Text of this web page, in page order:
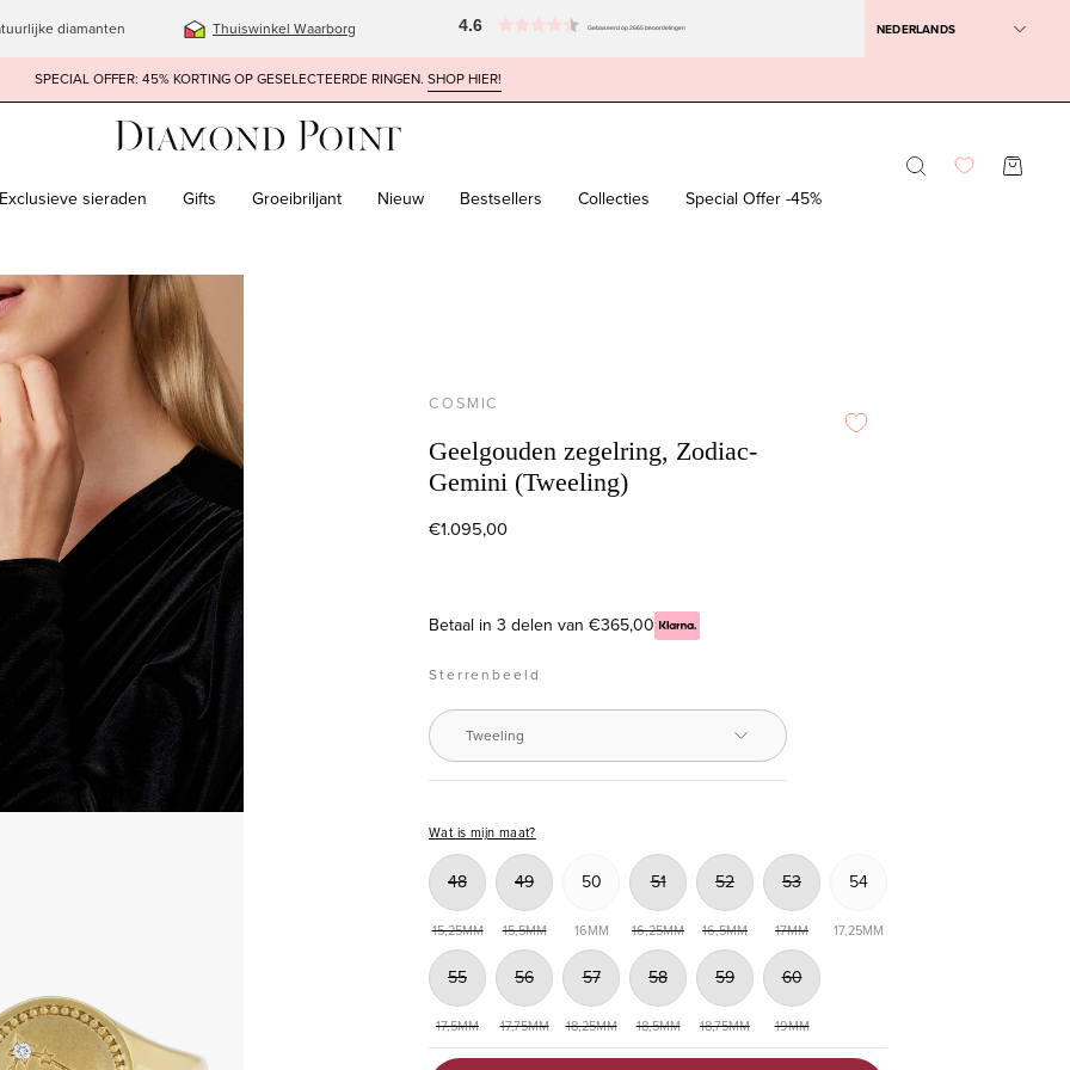
diamanten Thuiswinkel Waarborg 4.6 Gebaseerd op 2665 beoordelingen NEDERLANDS
SPECIAL OFFER: 45% KORTING OP GESELECTEERDE RINGEN. SHOP HIER!
Exclusieve sieraden Gifts Groeibriljant Nieuw Bestsellers Collecties Special Offer -45%
Zoekbalk
COSMIC
Geelgouden zegelring, Zodiac-
Gemini (Tweeling)
€1.095,00
Betaal in 3 delen van €365,00
Sterrenbeeld
Tweeling
Wat is mijn maat?
48
15,25MM
49
15,5MM
50
16MM
51
16,25MM
52
16,5MM
53
17MM
54
17,25MM
55
17,5MM
56
17,75MM
57
18,25MM
58
18,5MM
59
18,75MM
60
19MM